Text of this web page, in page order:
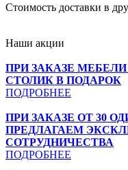
Стоимость доставки в
Наши акции
ПРИ ЗАКАЗЕ МЕБЕЛИ
СТОЛИК В ПОДАРОК
ПОДРОБНЕЕ
ПРИ ЗАКАЗЕ ОТ 30
ПРЕДЛАГАЕМ
СОТРУДНИЧЕСТВА
ПОДРОБНЕЕ